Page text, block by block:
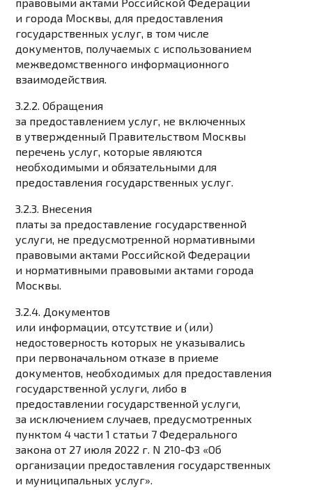
и города Москвы, для предоставления
государственных услуг, в том числе
документов, получаемых с использованием
межведомственного информационного
взаимодействия.
3.2.2. Обращения
за предоставлением услуг, не включенных
в утвержденный Правительством Москвы
перечень услуг, которые являются
необходимыми и обязательными для
предоставления государственных услуг.
3.2.3. Внесения
платы за предоставление государственной
услуги, не предусмотренной нормативными
правовыми актами Российской Федерации
и нормативными правовыми актами города
Москвы.
3.2.4. Документов
или информации, отсутствие и (или)
недостоверность которых не указывались
при первоначальном отказе в приеме
документов, необходимых для предоставления
государственной услуги, либо в
предоставлении государственной услуги,
за исключением случаев, предусмотренных
пунктом 4 части 1 статьи 7 Федерального
закона от 27 июля 2022 г. N 210-ФЗ «Об
организации предоставления государственных
и муниципальных услуг».